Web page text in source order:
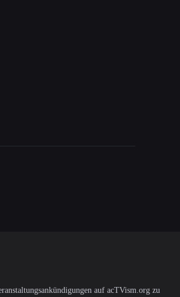
auf acTVism.org zu